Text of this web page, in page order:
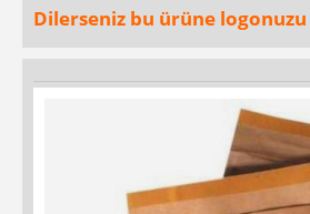
Dilerseniz bu ürüne